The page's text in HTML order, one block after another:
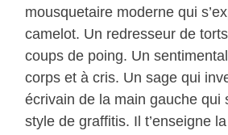
mousquetaire moderne qui
camelot. Un redresseur de
coups de poing. Un
corps et à cris. Un sage qui
écrivain de la main gauche qui
style de graffitis. Il t’enseigne